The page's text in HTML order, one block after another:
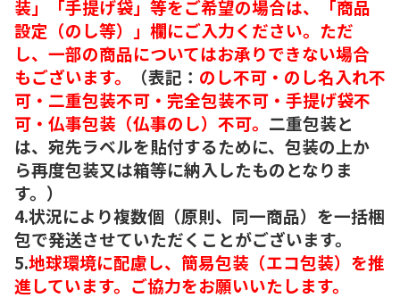
装」「手提げ袋」等をご希望の場合は、「商品
設定（のし等）」欄にご入力ください。ただ
し、一部の商品についてはお承りできない場合
もございます。
（表記： のし不可・のし名入れ不
可・二重包装不可・完全包装不可・手提げ袋不
可・仏事包装（仏事のし）不可。 二重包装と
は、宛先ラベルを貼付するために、包装の上か
ら再度包装又は箱等に納入したものとなりま
す。）
4.状況により複数個（原則、同一商品）を一括梱
包で発送させていただくことがございます。
5.地球環境に配慮し、簡易包装（エコ包装）を推
進しています。ご協力をお願いいたします。